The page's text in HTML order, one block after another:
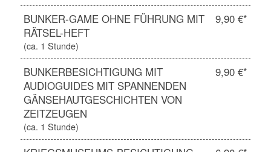
BUNKER-GAME OHNE FÜHRUNG MIT
RÄTSEL-HEFT
9,90 €*
(ca. 1 Stunde)
BUNKERBESICHTIGUNG MIT
AUDIOGUIDES MIT SPANNENDEN
GÄNSEHAUTGESCHICHTEN VON
ZEITZEUGEN
9,90 €*
(ca. 1 Stunde)